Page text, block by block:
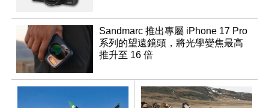
Sandmarc 推出專屬 iPhone 17 Pro
系列的望遠鏡頭，將光學變焦最高
推升至 16 倍